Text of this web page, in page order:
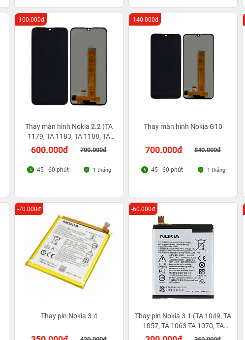
Thay màn hình Nokia 2.2 (TA
1179, TA 1183, TA 1188, TA
1191)
600.000đ 700.000đ
-100.000đ
45 - 60 phút 1 tháng
Thay màn hình Nokia G10
700.000đ 840.000đ
-140.000đ
45 - 60 phút 1 tháng
Thay pin Nokia 3.4
-70.000đ
Thay pin Nokia 3.1 (TA 1049, TA
1057, TA 1063 TA 1070, TA
1074)
-60.000đ